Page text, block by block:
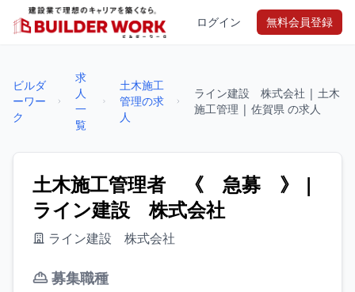
ログイン 無料会員登録
ビルダ
ーワー
ク
求
人
一
覧
土木施工
管理の求
人
ライン建設 株式会社 | 土木
施工管理 | 佐賀県 の求人
土木施工管理者 《 急募 》 |
ライン建設 株式会社
ライン建設 株式会社
募集職種